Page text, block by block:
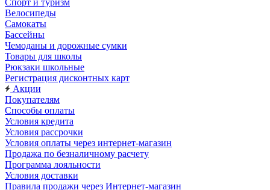
Спорт и туризм
Велосипеды
Самокаты
Бассейны
Чемоданы и дорожные сумки
Товары для школы
Рюкзаки школьные
Регистрация дисконтных карт
Акции
Покупателям
Способы оплаты
Условия кредита
Условия рассрочки
Условия оплаты через интернет-магазин
Продажа по безналичному расчету
Программа лояльности
Условия доставки
Правила продажи через Интернет-магазин